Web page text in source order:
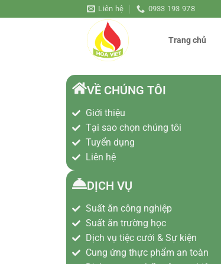
Liên hệ 0933 193 978
Trang chủ
VỀ CHÚNG TÔI
Giới thiệu
Tại sao chọn chúng tôi
Tuyển dụng
Liên hệ
DỊCH VỤ
Suất ăn công nghiệp
Suất ăn trường học
Dịch vụ tiệc cưới & Sự kiện
Cung ứng thực phẩm an toàn